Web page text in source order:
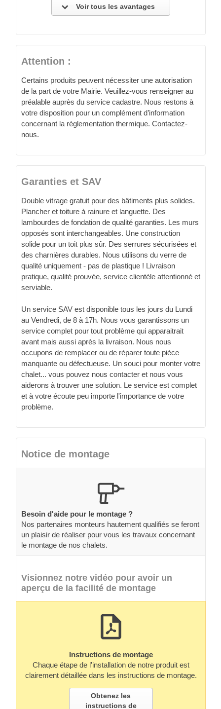
Voir tous les avantages
Attention :
Certains produits peuvent nécessiter une autorisation
de la part de votre Mairie. Veuillez-vous renseigner au
préalable auprès du service cadastre. Nous restons à
votre disposition pour un complément d’information
concernant la règlementation thermique. Contactez-
nous.
Garanties et SAV
Double vitrage gratuit pour des bâtiments plus solides.
Plancher et toiture à rainure et languette. Des
lambourdes de fondation de qualité garanties. Les murs
opposés sont interchangeables. Une construction
solide pour un toit plus sûr. Des serrures sécurisées et
des charnières durables. Nous utilisons du verre de
qualité uniquement - pas de plastique ! Livraison
pratique, qualité prouvée, service clientèle attentionné et
serviable.
Un service SAV est disponible tous les jours du Lundi
au Vendredi, de 8 à 17h. Nous vous garantissons un
service complet pour tout problème qui apparaitrait
avant mais aussi après la livraison. Nous nous
occupons de remplacer ou de réparer toute pièce
manquante ou défectueuse. Un souci pour monter votre
chalet... vous pouvez nous contacter et nous vous
aiderons à trouver une solution. Le service est complet
et à votre écoute peu importe l'importance de votre
problème.
Notice de montage
Besoin d'aide pour le montage ?
Nos partenaires monteurs hautement qualifiés se feront
un plaisir de réaliser pour vous les travaux concernant
le montage de nos chalets.
Visionnez notre vidéo pour avoir un
aperçu de la facilité de montage
Instructions de montage
Chaque étape de l'installation de notre produit est
clairement détaillée dans les instructions de montage.
Obtenez les
instructions de